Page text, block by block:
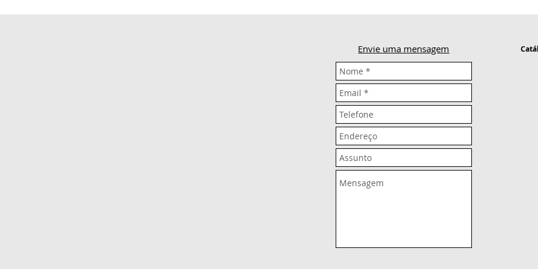
Envie uma mensagem